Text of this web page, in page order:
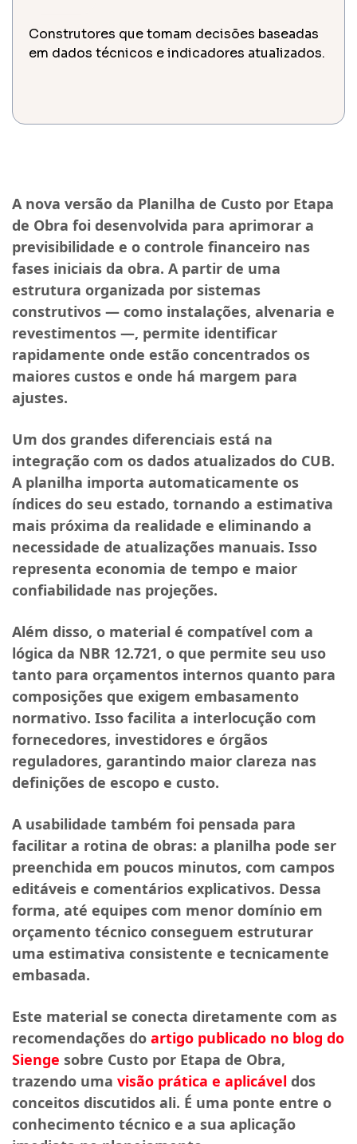
Construtores que tomam decisões baseadas
em dados técnicos e indicadores atualizados.
A nova versão da Planilha de Custo por Etapa
de Obra foi desenvolvida para aprimorar a
previsibilidade e o controle financeiro nas
fases iniciais da obra. A partir de uma
estrutura organizada por sistemas
construtivos — como instalações, alvenaria e
revestimentos —, permite identificar
rapidamente onde estão concentrados os
maiores custos e onde há margem para
ajustes.
Um dos grandes diferenciais está na
integração com os dados atualizados do CUB.
A planilha importa automaticamente os
índices do seu estado, tornando a estimativa
mais próxima da realidade e eliminando a
necessidade de atualizações manuais. Isso
representa economia de tempo e maior
confiabilidade nas projeções.
Além disso, o material é compatível com a
lógica da NBR 12.721, o que permite seu uso
tanto para orçamentos internos quanto para
composições que exigem embasamento
normativo. Isso facilita a interlocução com
fornecedores, investidores e órgãos
reguladores, garantindo maior clareza nas
definições de escopo e custo.
A usabilidade também foi pensada para
facilitar a rotina de obras: a planilha pode ser
preenchida em poucos minutos, com campos
editáveis e comentários explicativos. Dessa
forma, até equipes com menor domínio em
orçamento técnico conseguem estruturar
uma estimativa consistente e tecnicamente
embasada.
Este material se conecta diretamente com as
recomendações do artigo publicado no blog do
Sienge sobre Custo por Etapa de Obra,
trazendo uma visão prática e aplicável dos
conceitos discutidos ali. É uma ponte entre o
conhecimento técnico e a sua aplicação